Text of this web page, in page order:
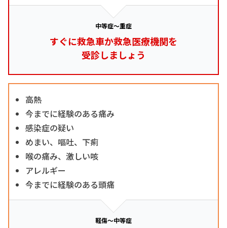
中等症～重症
すぐに救急車か救急医療機関を
受診しましょう
高熱
今までに経験のある痛み
感染症の疑い
めまい、嘔吐、下痢
喉の痛み、激しい咳
アレルギー
今までに経験のある頭痛
軽傷～中等症